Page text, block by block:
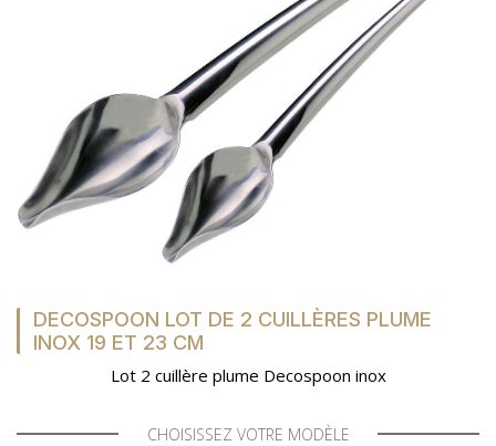
DECOSPOON LOT DE 2 CUILLÈRES PLUME
INOX 19 ET 23 CM
Lot 2 cuillère plume Decospoon inox
CHOISISSEZ VOTRE MODÈLE